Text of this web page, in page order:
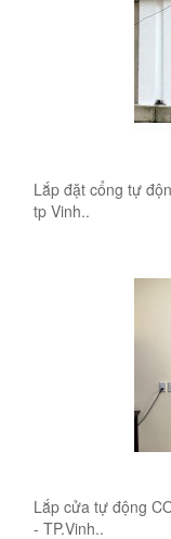
Lắp đặt cổng tự
tp Vinh..
Lắp cửa tự động
- TP.Vinh..